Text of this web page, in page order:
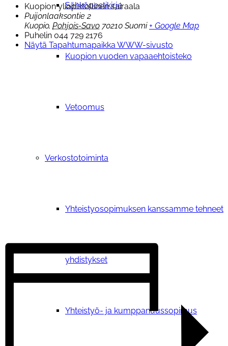
Sähköpostikirje
Kuopion vuoden vapaaehtoisteko
Vetoomus
Verkostotoiminta
Yhteistyosopimuksen kanssamme tehneet
yhdistykset
Yhteistyö- ja kumppanuussopimus
Kuopion yliopistollinen sairaala
Puijonlaaksontie 2
Kuopio, Pohjois-Savo 70210 Suomi + Google Map
Puhelin 044 729 2176
Näytä Tapahtumapaikka WWW-sivusto